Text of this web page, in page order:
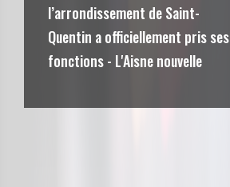
l’arrondissement de Saint-
Quentin a officiellement pris ses
fonctions - L'Aisne nouvelle